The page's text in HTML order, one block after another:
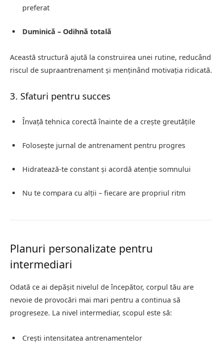
preferat
Duminică – Odihnă totală
Această structură ajută la construirea unei rutine, reducând
riscul de supraantrenament și menținând motivația ridicată.
3. Sfaturi pentru succes
Învață tehnica corectă înainte de a crește greutățile
Folosește jurnal de antrenament pentru progres
Hidratează-te constant și acordă atenție somnului
Nu te compara cu alții – fiecare are propriul ritm
Planuri personalizate pentru
intermediari
Odată ce ai depășit nivelul de începător, corpul tău are
nevoie de provocări mai mari pentru a continua să
progreseze. La nivel intermediar, scopul este să:
Crești intensitatea antrenamentelor